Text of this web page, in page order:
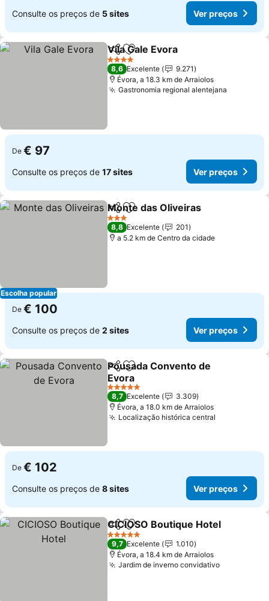
Consulte os preços de 5 sites Ver preços
PartilharAdicionar aos favoritos
Vila Gale Evora
4 Estrelas
8,6 Excelente
9.271
Évora, a 18.3 km de Arraiolos
Gastronomia regional alentejana
De € 97
Consulte os preços de 17 sites Ver preços
Escolha popular
PartilharAdicionar aos favoritos
Monte das Oliveiras
3 Estrelas
8,8 Excelente
201
a 5.2 km de Centro da cidade
De € 100
Consulte os preços de 2 sites Ver preços
PartilharAdicionar aos favoritos
Pousada Convento de
Evora
5 Estrelas
8,7 Excelente
3.309
Évora, a 18.0 km de Arraiolos
Localização histórica central
De € 102
Consulte os preços de 8 sites Ver preços
PartilharAdicionar aos favoritos
CICIOSO Boutique Hotel
5 Estrelas
9,7 Excelente
1.010
Évora, a 18.4 km de Arraiolos
Jardim de inverno convidativo